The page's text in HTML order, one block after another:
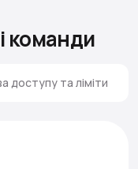
команди
доступу та ліміти